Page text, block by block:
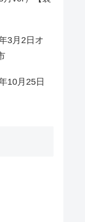
3月2日オ
10月25日